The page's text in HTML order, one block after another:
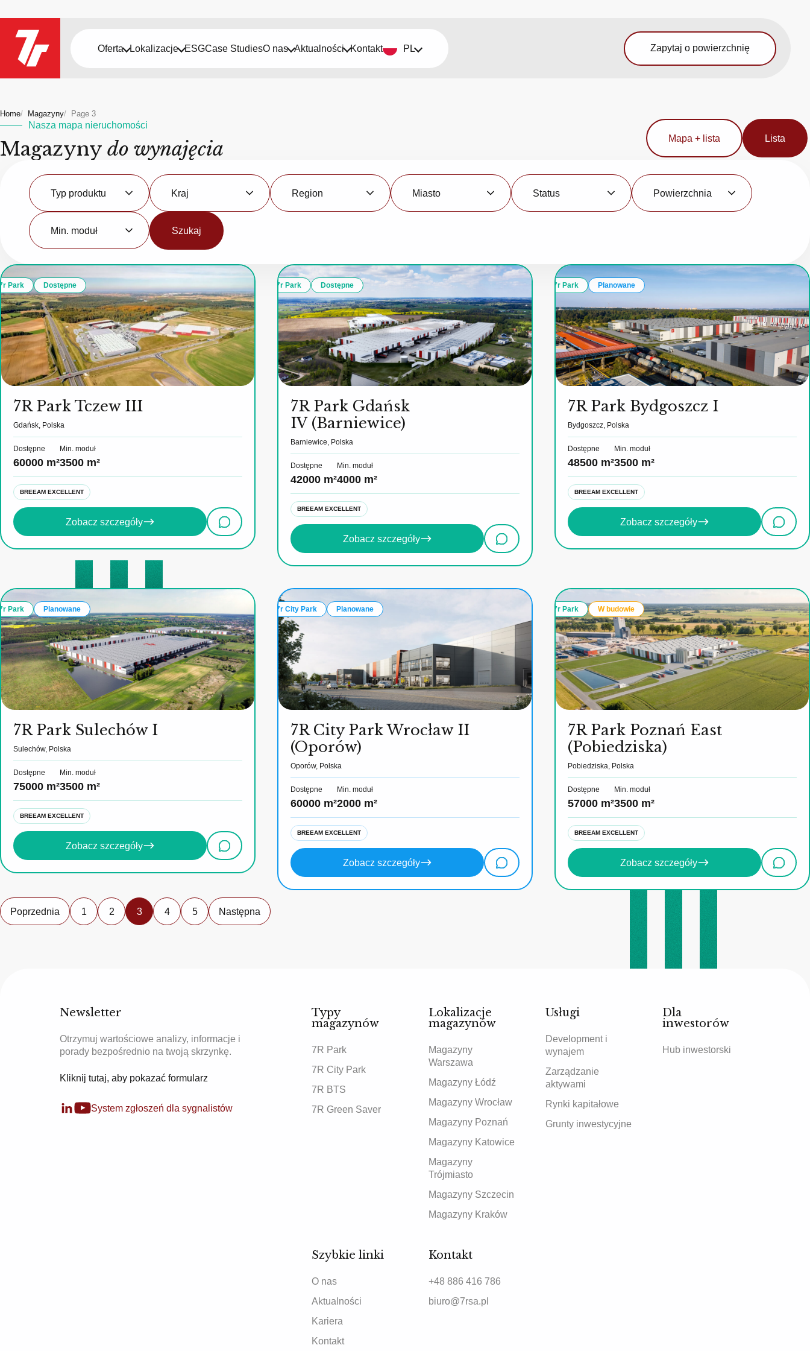
Oferta Lokalizacje ESGCase StudiesO nas Aktualności Kontakt PL Zapytaj o powierzchnię
Home Magazyny Page 3
Nasza mapa nieruchomości
Magazyny do wynajęcia Mapa + lista Lista
Typ
produktuTyp produktu
Kraj
Kraj
Region
Region
Miasto
Miasto
Status
Status
Powierzchnia
Powierzchnia
Minimalny
modułMin. moduł Szukaj
Park Dostępne
7R Park Tczew III
Gdańsk, Polska
Dostępne
60000 m²
Min. moduł
3500 m²
BREEAM EXCELLENT
Zobacz szczegóły
7r Park Dostępne
7R Park Gdańsk
IV (Barniewice)
Barniewice, Polska
Dostępne
42000 m²
Min. moduł
4000 m²
BREEAM EXCELLENT
Zobacz szczegóły
7r Park Planowane
7R Park Bydgoszcz I
Bydgoszcz, Polska
Dostępne
48500 m²
Min. moduł
3500 m²
BREEAM EXCELLENT
Zobacz szczegóły
Park Planowane
7R Park Sulechów I
Sulechów, Polska
Dostępne
75000 m²
Min. moduł
3500 m²
BREEAM EXCELLENT
Zobacz szczegóły
7r City Park Planowane
7R City Park Wrocław II
(Oporów)
Oporów, Polska
Dostępne
60000 m²
Min. moduł
2000 m²
BREEAM EXCELLENT
Zobacz szczegóły
7r Park W budowie
7R Park Poznań East
(Pobiedziska)
Pobiedziska, Polska
Dostępne
57000 m²
Min. moduł
3500 m²
BREEAM EXCELLENT
Zobacz szczegóły
Poprzednia 1 2 3 4 5 Następna
Newsletter
Otrzymuj wartościowe analizy, informacje i
porady bezpośrednio na twoją skrzynkę.
Kliknij tutaj, aby pokazać formularz
System zgłoszeń dla sygnalistów
Typy
magazynów
7R Park
7R City Park
7R BTS
7R Green Saver
Lokalizacje
magazynów
Magazyny
Warszawa
Magazyny Łódź
Magazyny Wrocław
Magazyny Poznań
Magazyny Katowice
Magazyny
Trójmiasto
Magazyny Szczecin
Magazyny Kraków
Usługi
Development i
wynajem
Zarządzanie
aktywami
Rynki kapitałowe
Grunty inwestycyjne
Dla
inwestorów
Hub inwestorski
Szybkie linki
O nas
Aktualności
Kariera
Kontakt
Kontakt
+48 886 416 786
biuro@7rsa.pl